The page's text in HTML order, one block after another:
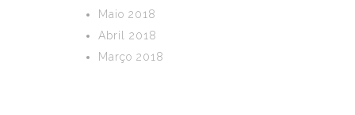
Maio 2018
Abril 2018
Março 2018